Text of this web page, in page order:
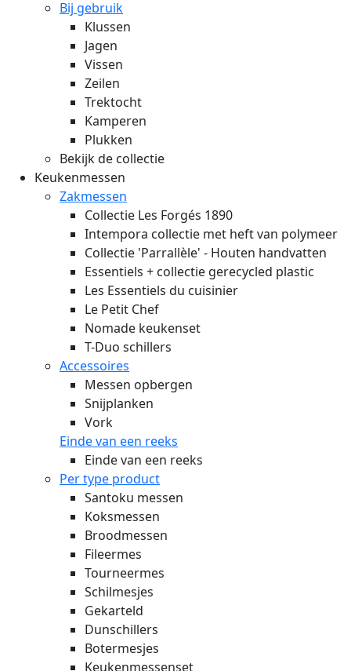
Bij gebruik
Klussen
Jagen
Vissen
Zeilen
Trektocht
Kamperen
Plukken
Bekijk de collectie
Keukenmessen
Zakmessen
Collectie Les Forgés 1890
Intempora collectie met heft van polymeer
Collectie 'Parrallèle' - Houten handvatten
Essentiels + collectie gerecycled plastic
Les Essentiels du cuisinier
Le Petit Chef
Nomade keukenset
T-Duo schillers
Accessoires
Messen opbergen
Snijplanken
Vork
Einde van een reeks
Einde van een reeks
Per type product
Santoku messen
Koksmessen
Broodmessen
Fileermes
Tourneermes
Schilmesjes
Gekarteld
Dunschillers
Botermesjes
Keukenmessenset